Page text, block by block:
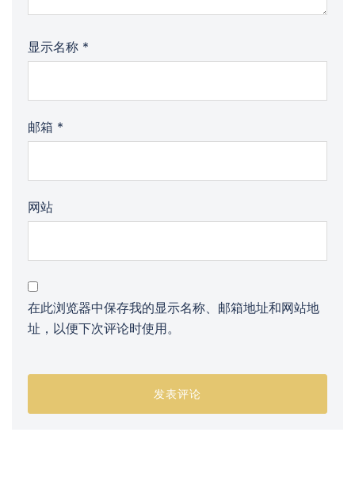
显示名称 *
邮箱 *
网站
在此浏览器中保存我的显示名称、邮箱地址和网站地
址，以便下次评论时使用。